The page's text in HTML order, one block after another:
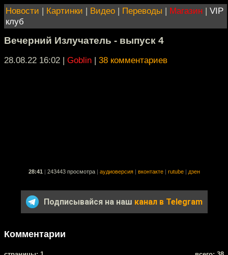
Новости | Картинки | Видео | Переводы | Магазин | VIP
клуб
Вечерний Излучатель - выпуск 4
28.08.22 16:02 | Goblin | 38 комментариев
28:41 243443 просмотра аудиоверсия вконтакте rutube дзен
Подписывайся на наш канал в Telegram
Комментарии